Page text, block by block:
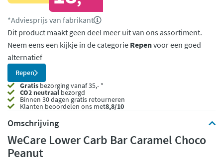
*Adviesprijs van fabrikant
Dit product maakt geen deel meer uit van ons assortiment.
Neem eens een kijkje in de categorie Repenvoor een goed
alternatief
Repen
Gratis bezorging vanaf 35,- *
CO2 neutraalbezorgd
Binnen 30 dagen gratis retourneren
Klanten beoordelen ons met8,8/10
Omschrijving
WeCare Lower Carb Bar Caramel Choco
Peanut